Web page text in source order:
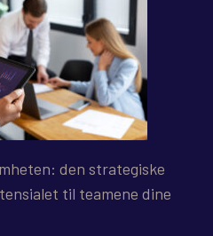
den strategiske
til teamene dine